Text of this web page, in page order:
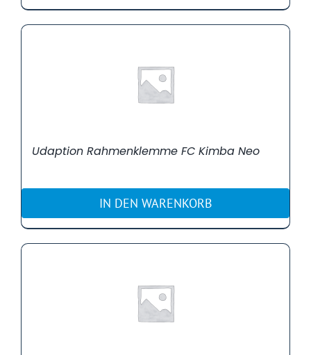
Udaption Rahmenklemme FC Kimba Neo
IN DEN WARENKORB